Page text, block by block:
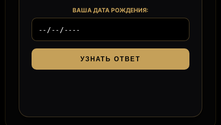
ВАША ДАТА РОЖДЕНИЯ:
УЗНАТЬ ОТВЕТ